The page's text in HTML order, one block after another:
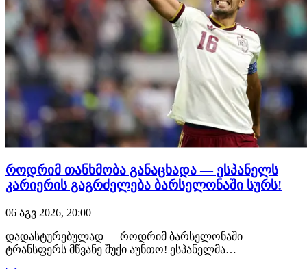
როდრიმ თანხმობა განაცხადა — ესპანელს
კარიერის გაგრძელება ბარსელონაში სურს!
06 აგვ 2026, 20:00
დადასტურებულად — როდრიმ ბარსელონაში
ტრანსფერს მწვანე შუქი აუნთო! ესპანელმა